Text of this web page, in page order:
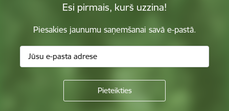
Esi pirmais, kurš uzzina!
Piesakies jaunumu saņemšanai savā e-pastā.